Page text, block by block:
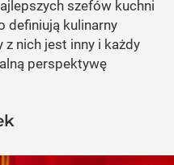
szefów kuchni
definiują kulinarny
z nich jest inny i każdy
perspektywę